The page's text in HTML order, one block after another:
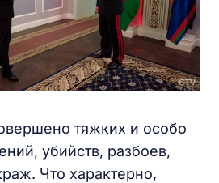
тяжких и особо
убийств, разбоев,
Что характерно,